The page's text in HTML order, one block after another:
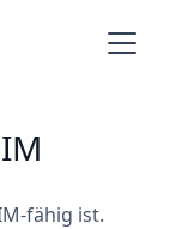
fähig ist.